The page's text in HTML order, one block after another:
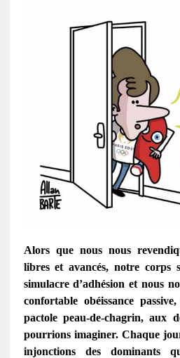
Alors que nous nous
libres et avancés, notre corps
simulacre d’adhésion et nous
confortable obéissance
pactole peau-de-chagrin, aux
pourrions imaginer. Chaque
injonctions des dominants